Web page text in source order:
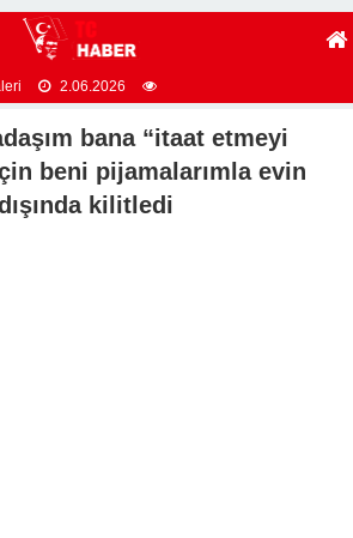
2.06.2026
bana “itaat etmeyi
beni pijamalarımla evin
kilitledi